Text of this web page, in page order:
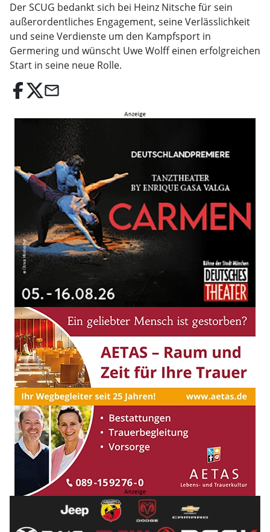
Der SCUG bedankt sich bei Heinz Nitsche für sein
außerordentliches Engagement, seine Verlässlichkeit
und seine Verdienste um den Kampfsport in
Germering und wünscht Uwe Wolff einen erfolgreichen
Start in seine neue Rolle.
email